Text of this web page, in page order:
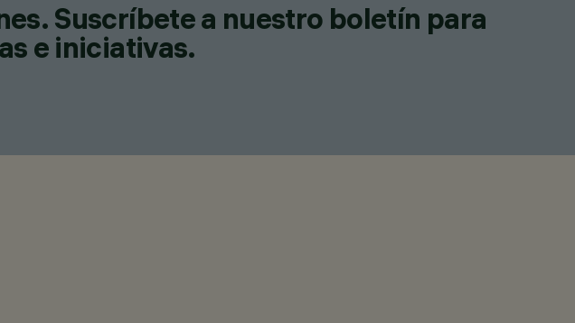
Suscríbete a nuestro boletín para
e iniciativas.